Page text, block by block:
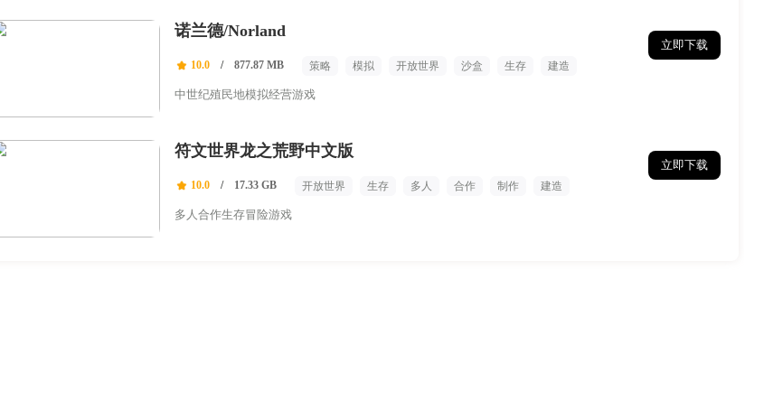
诺兰德/Norland
10.0 / 877.87 MB 策略 模拟 开放世界 沙盒 生存 建造
中世纪殖民地模拟经营游戏
立即下载
符文世界龙之荒野中文版
10.0 / 17.33 GB 开放世界 生存 多人 合作 制作 建造
多人合作生存冒险游戏
立即下载